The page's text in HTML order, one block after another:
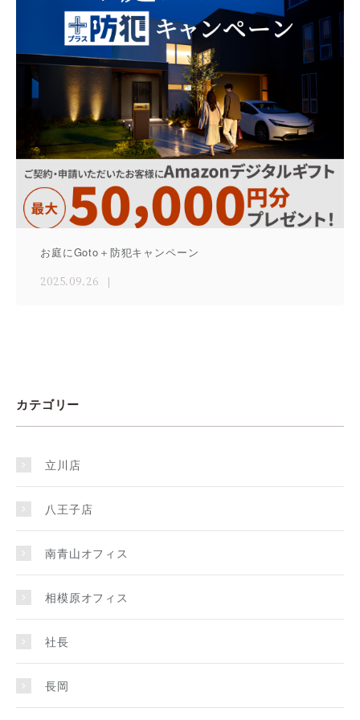
お庭にGoto＋防犯キャンペーン
2025.09.26
カテゴリー
立川店
八王子店
南青山オフィス
相模原オフィス
社長
長岡